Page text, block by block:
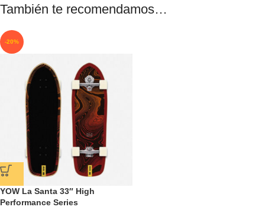
También te recomendamos…
-20%
YOW La Santa 33″ High
Performance Series